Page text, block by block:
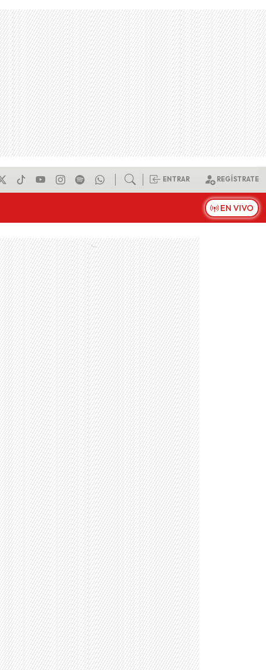
ENTRAR REGÍSTRATE
EN VIVO